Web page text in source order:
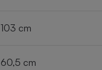
103 cm
60,5 cm